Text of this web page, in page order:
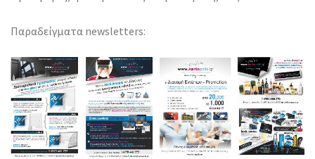
Παραδείγματα newsletters: